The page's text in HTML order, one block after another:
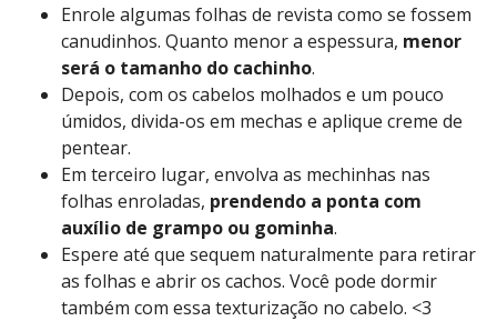
Enrole algumas folhas de revista como se fossem
canudinhos. Quanto menor a espessura, menor
será o tamanho do cachinho.
Depois, com os cabelos molhados e um pouco
úmidos, divida-os em mechas e aplique creme de
pentear.
Em terceiro lugar, envolva as mechinhas nas
folhas enroladas, prendendo a ponta com
auxílio de grampo ou gominha.
Espere até que sequem naturalmente para retirar
as folhas e abrir os cachos. Você pode dormir
também com essa texturização no cabelo. <3